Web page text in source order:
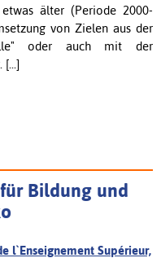
älter (Periode 2000-
von Zielen aus der
oder auch mit der
[...]
Bildung und
l`Enseignement Supérieur,